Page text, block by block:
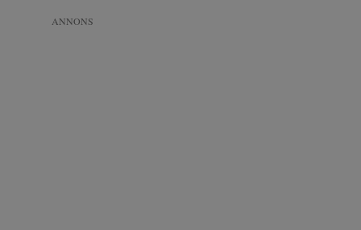
ANNONS